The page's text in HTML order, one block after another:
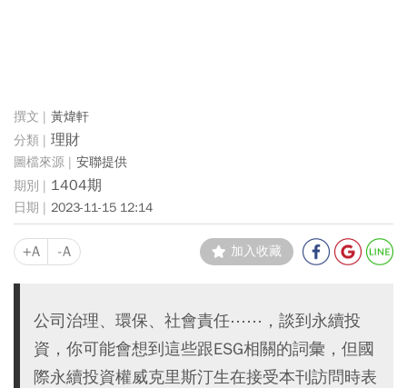
黃煒軒
理財
安聯提供
1404期
2023-11-15 12:14
+A -A 加入收藏
公司治理、環保、社會責任⋯⋯，談到永續投
資，你可能會想到這些跟ESG相關的詞彙，但國
際永續投資權威克里斯汀生在接受本刊訪問時表